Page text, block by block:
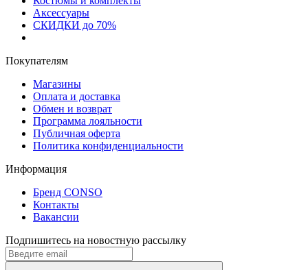
Аксессуары
СКИДКИ до 70%
Покупателям
Магазины
Оплата и доставка
Обмен и возврат
Программа лояльности
Публичная оферта
Политика конфиденциальности
Информация
Бренд CONSO
Контакты
Вакансии
Подпишитесь на новостную рассылку